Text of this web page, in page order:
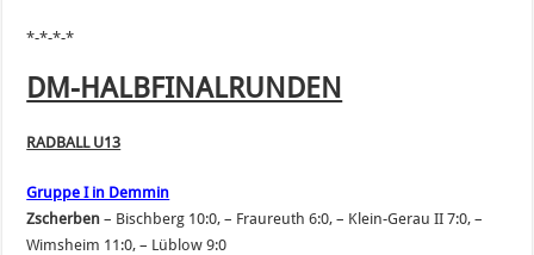
*-*-*-*
DM-HALBFINALRUNDEN
RADBALL U13
Gruppe I in Demmin
Zscherben – Bischberg 10:0, – Fraureuth 6:0, – Klein-Gerau II 7:0, –
Wimsheim 11:0, – Lüblow 9:0